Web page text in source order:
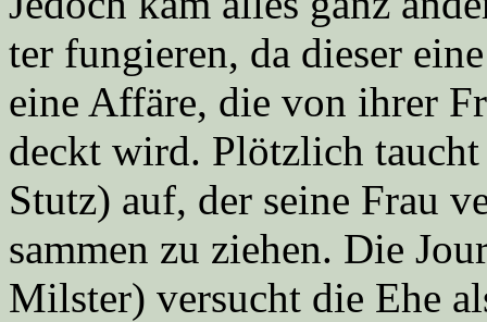
ter fungieren, da dieser
eine Affäre, die von ihrer
deckt wird. Plötzlich
Stutz) auf, der seine Frau
sammen zu ziehen. Die
Milster) versucht die Ehe